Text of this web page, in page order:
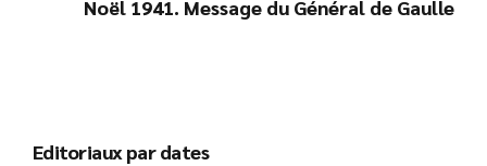
Noël 1941. Message du Général de Gaulle
Editoriaux par dates